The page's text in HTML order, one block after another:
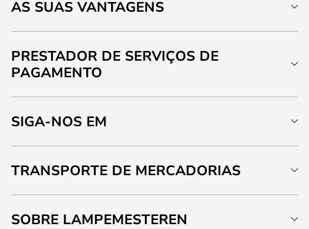
AS SUAS VANTAGENS
PRESTADOR DE SERVIÇOS DE
PAGAMENTO
SIGA-NOS EM
TRANSPORTE DE MERCADORIAS
SOBRE LAMPEMESTEREN